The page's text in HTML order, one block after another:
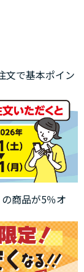
文で基本ポイン
商品が5％オ